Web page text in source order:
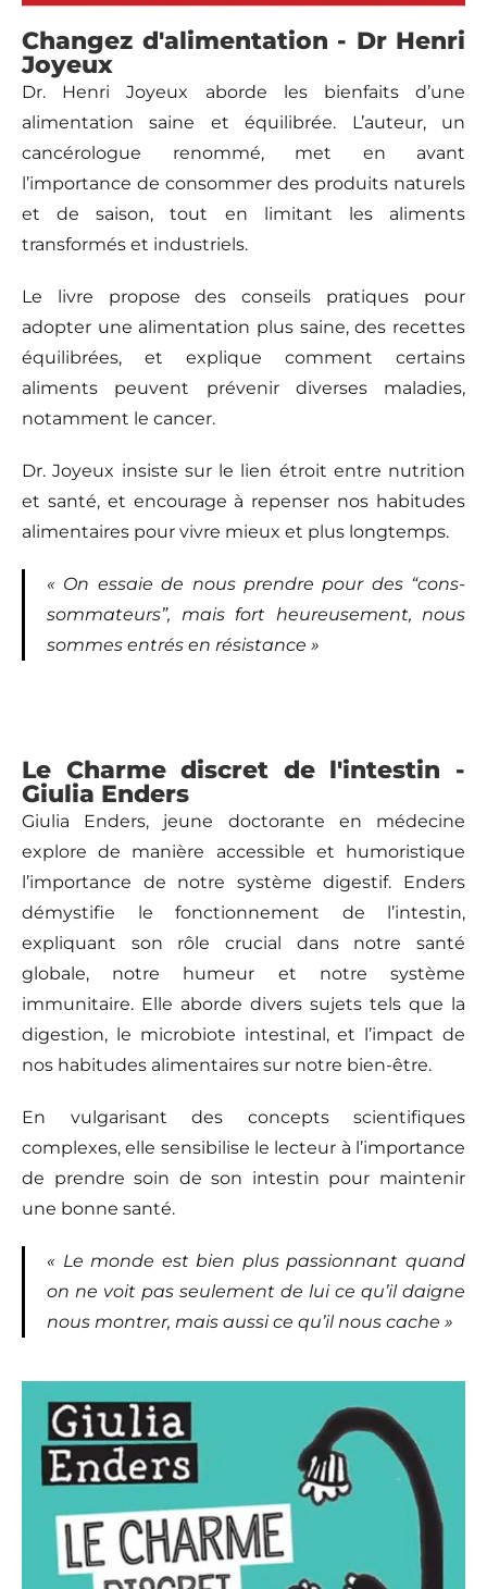
Changez d'alimentation - Dr Henri
Joyeux
Dr. Henri Joyeux
aborde les bienfaits d’une
alimentation saine et équilibrée. L’auteur, un
cancérologue renommé, met en avant
l’importance de consommer des produits naturels
et de saison, tout en limitant les aliments
transformés et industriels.
Le livre propose des conseils pratiques pour
adopter une alimentation plus saine, des recettes
équilibrées, et explique comment certains
aliments peuvent prévenir diverses maladies,
notamment le cancer.
Dr. Joyeux insiste sur le lien étroit entre nutrition
et santé, et encourage à repenser nos habitudes
alimentaires pour vivre mieux et plus longtemps.
« On essaie de nous prendre pour des “cons-
sommateurs”, mais fort heureusement, nous
sommes entrés en résistance »
Le Charme discret de l'intestin -
Giulia Enders
Giulia Enders, jeune doctorante en médecine
explore de manière accessible et humoristique
l’importance de notre système digestif. Enders
démystifie le fonctionnement de l’intestin,
expliquant son rôle crucial dans notre santé
globale, notre humeur et notre système
immunitaire. Elle aborde divers sujets tels que la
digestion, le microbiote intestinal, et l’impact de
nos habitudes alimentaires sur notre bien-être.
En vulgarisant des concepts scientifiques
complexes, elle sensibilise le lecteur à l’importance
de prendre soin de son intestin pour maintenir
une bonne santé.
« Le monde est bien plus passionnant quand
on ne voit pas seulement de lui ce qu’il daigne
nous montrer, mais aussi ce qu’il nous cache »